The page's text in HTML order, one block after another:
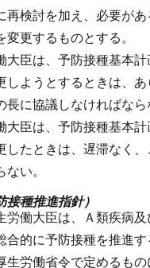
再検討を加え、必要が
変更するものとする。
大臣は、予防接種基本
しようとするときは、
長に協議しなければなら
大臣は、予防接種基本
したときは、遅滞なく
い。
接種推進指針）
労働大臣は、Ａ類疾病
合的に予防接種を推進
生労働省令で定めるも